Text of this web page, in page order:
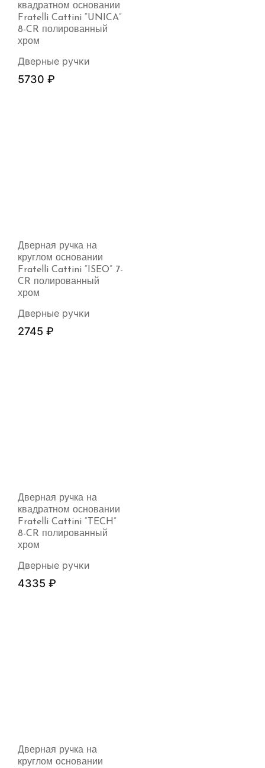
квадратном основании
Fratelli Cattini “UNICA”
8-CR полированный
хром
Дверные ручки
5730 ₽
Дверная ручка на
круглом основании
Fratelli Cattini “ISEO” 7-
CR полированный
хром
Дверные ручки
2745 ₽
Дверная ручка на
квадратном основании
Fratelli Cattini “TECH”
8-CR полированный
хром
Дверные ручки
4335 ₽
Дверная ручка на
круглом основании